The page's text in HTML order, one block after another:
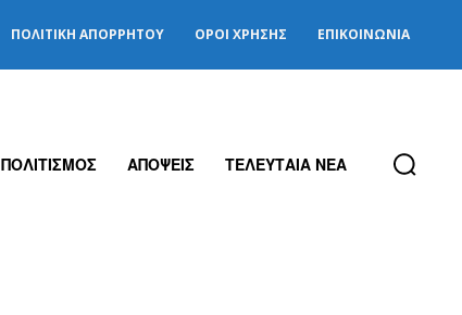
ΠΟΛΙΤΙΚΉ ΑΠΟΡΡΉΤΟΥ ΌΡΟΙ ΧΡΉΣΗΣ ΕΠΙΚΟΙΝΩΝΊΑ
ΠΟΛΙΤΙΣΜΟΣ ΑΠΟΨΕΙΣ ΤΕΛΕΥΤΑΙΑ ΝΕΑ